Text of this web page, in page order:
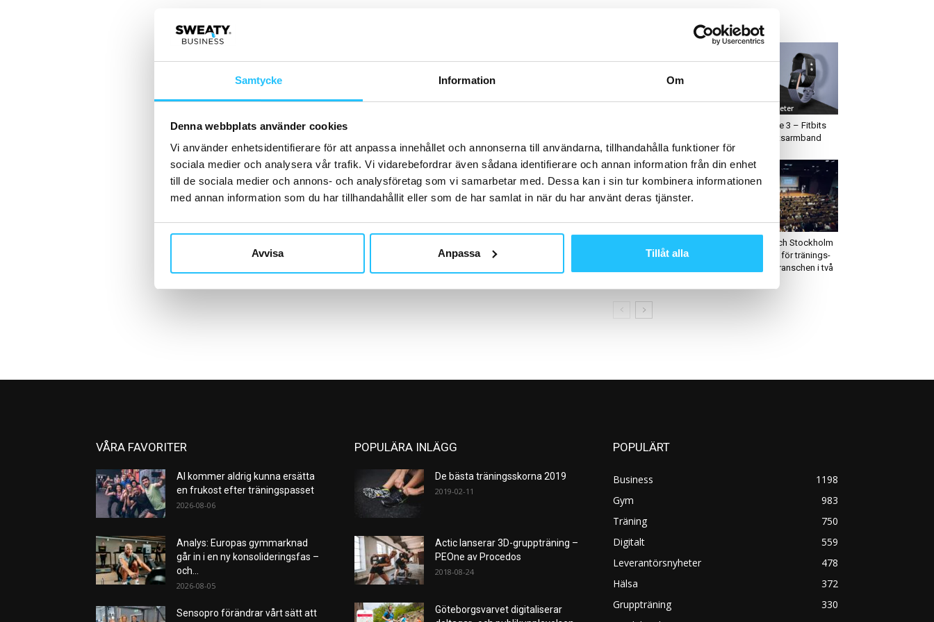
Samtycke Information Om
Denna webbplats använder cookies
Vi använder enhetsidentifierare för att anpassa innehållet och annonserna till användarna, tillhandahålla funktioner för
sociala medier och analysera vår trafik. Vi vidarebefordrar även sådana identifierare och annan information från din enhet
till de sociala medier och annons- och analysföretag som vi samarbetar med. Dessa kan i sin tur kombinera informationen
med annan information som du har tillhandahållit eller som de har samlat in när du har använt deras tjänster.
Avvisa Anpassa Tillåt alla
Produktnyheter
Fitbit Charge 3 – Fitbits
nya aktivitetsarmband
Digitalt
svenska FitnessCollection
Business
Perforum och Stockholm
mötesplats för tränings-
och hälsobranschen i två
VÅRA FAVORITER
AI kommer aldrig kunna ersätta
en frukost efter träningspasset
2026-08-06
Analys: Europas gymmarknad
går in i en ny konsolideringsfas –
och...
2026-08-05
Sensopro förändrar vårt sätt att
POPULÄRA INLÄGG
De bästa träningsskorna 2019
2019-02-11
Actic lanserar 3D-gruppträning –
PEOne av Procedos
2018-08-24
Göteborgsvarvet digitaliserar
POPULÄRT
Business
1198
Gym
983
Träning
750
Digitalt
559
Leverantörsnyheter
478
Hälsa
372
Gruppträning
330